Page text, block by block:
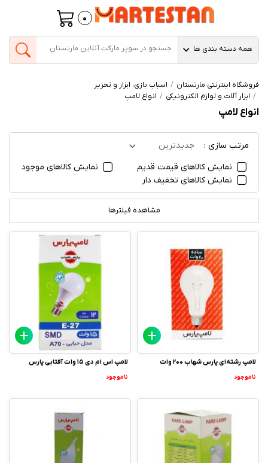
0
همه دسته بندی ها
فروشگاه اینترنتی مارتستان
اسباب بازی، ابزار و تحریر
ابزار آلات و لوازم الکترونیکی
انواع لامپ
انواع لامپ
مرتب سازی :
جدیدترین
نمایش کالاهای قیمت قدیم
نمایش کالاهای موجود
نمایش کالاهای تخفیف دار
مشاهده فیلترها
لامپ رشته‌ای پارس شهاب 200 وات
ناموجود
لامپ اس ام دی 15 وات آفتابی پارس
ناموجود